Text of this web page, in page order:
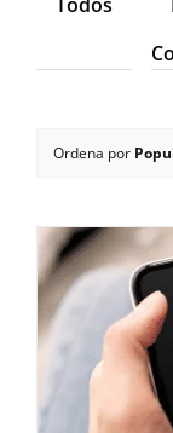
Ordena por